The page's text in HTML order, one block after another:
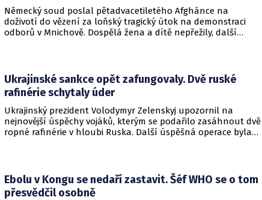
Německý soud poslal pětadvacetiletého Afghánce na
doživotí do vězení za loňský tragický útok na demonstraci
odborů v Mnichově. Dospělá žena a dítě nepřežily, další
Ukrajinské sankce opět zafungovaly. Dvě ruské
rafinérie schytaly úder
Ukrajinský prezident Volodymyr Zelenskyj upozornil na
nejnovější úspěchy vojáků, kterým se podařilo zasáhnout dvě
ropné rafinérie v hloubi Ruska. Další úspěšná operace byla
Ebolu v Kongu se nedaří zastavit. Šéf WHO se o tom
přesvědčil osobně